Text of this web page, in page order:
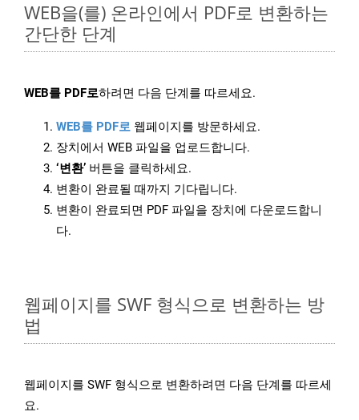
WEB을(를) 온라인에서 PDF로 변환하는
간단한 단계
WEB를 PDF로하려면 다음 단계를 따르세요.
WEB를 PDF로 웹페이지를 방문하세요.
장치에서 WEB 파일을 업로드합니다.
‘변환’ 버튼을 클릭하세요.
변환이 완료될 때까지 기다립니다.
변환이 완료되면 PDF 파일을 장치에 다운로드합니
다.
웹페이지를 SWF 형식으로 변환하는 방
법
웹페이지를 SWF 형식으로 변환하려면 다음 단계를 따르세
요.